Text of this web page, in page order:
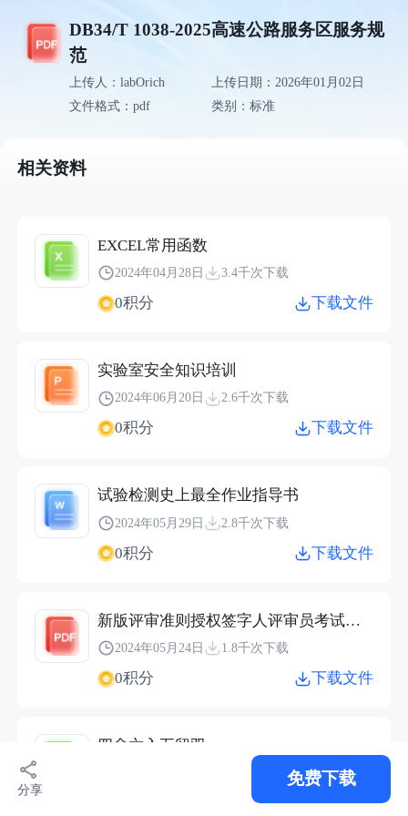
DB34/T 1038-2025高速公路服务区服务规
范
上传人：labOrich
文件格式：pdf
上传日期：2026年01月02日
类别：标准
相关资料
EXCEL常用函数
2024年04月28日 3.4千次下载
0积分 下载文件
实验室安全知识培训
2024年06月20日 2.6千次下载
0积分 下载文件
试验检测史上最全作业指导书
2024年05月29日 2.8千次下载
0积分 下载文件
新版评审准则授权签字人评审员考试习题
2024年05月24日 1.8千次下载
0积分 下载文件
四舍六入五留双
1.3千次下载
下载文件
分享
免费下载